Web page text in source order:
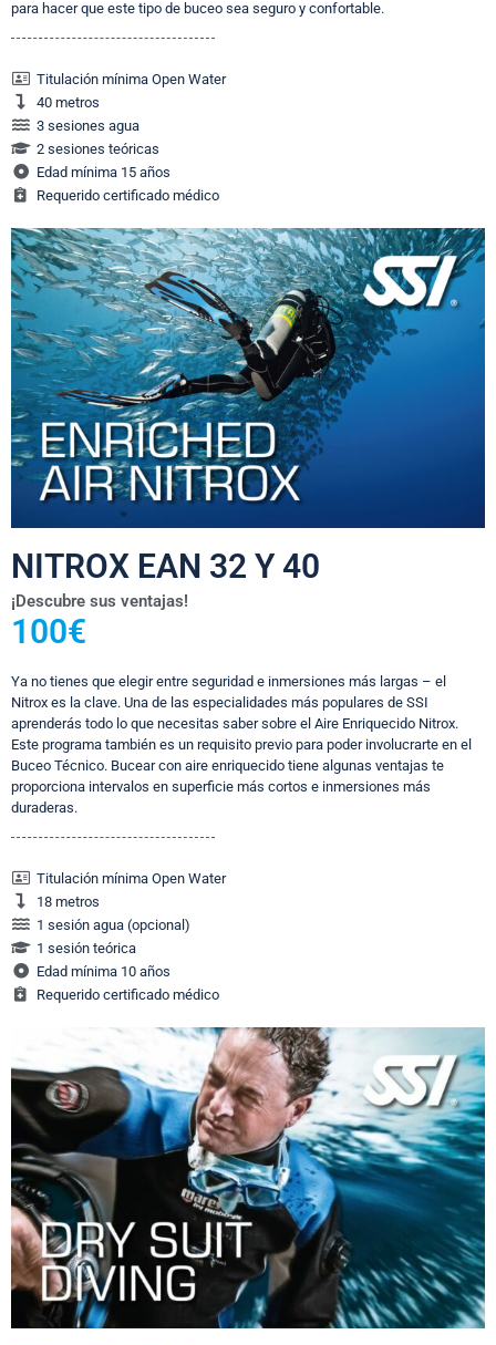
para hacer que este tipo de buceo sea seguro y confortable.
Titulación mínima Open Water
40 metros
3 sesiones agua
2 sesiones teóricas
Edad mínima 15 años
Requerido certificado médico
NITROX EAN 32 Y 40
¡Descubre sus ventajas!
100€
Ya no tienes que elegir entre seguridad e inmersiones más largas – el
Nitrox es la clave. Una de las especialidades más populares de SSI
aprenderás todo lo que necesitas saber sobre el Aire Enriquecido Nitrox.
Este programa también es un requisito previo para poder involucrarte en el
Buceo Técnico. Bucear con aire enriquecido tiene algunas ventajas te
proporciona intervalos en superficie más cortos e inmersiones más
duraderas.
Titulación mínima Open Water
18 metros
1 sesión agua (opcional)
1 sesión teórica
Edad mínima 10 años
Requerido certificado médico